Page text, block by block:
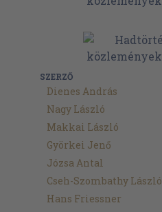
SZERZŐ
Dienes András
Nagy László
Makkai László
Györkei Jenő
Józsa Antal
Cseh-Szombathy László
Hans Friessner